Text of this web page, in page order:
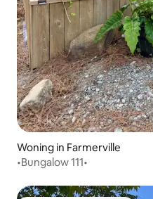
Woning in Farmerville
•Bungalow 111•